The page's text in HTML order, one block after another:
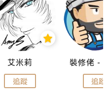
艾米莉
追蹤 追蹤